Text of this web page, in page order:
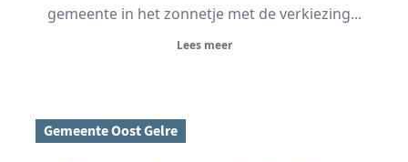
gemeente in het zonnetje met de verkiezing...
Lees meer
Gemeente Oost Gelre